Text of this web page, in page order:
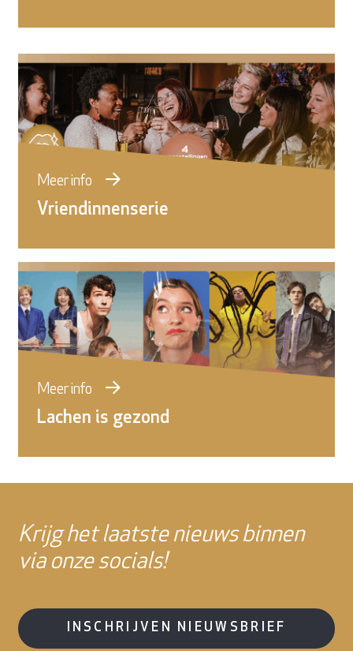
Meer info
Vriendinnenserie
Meer info
Lachen is gezond
Krijg het laatste nieuws binnen
via onze socials!
INSCHRIJVEN NIEUWSBRIEF